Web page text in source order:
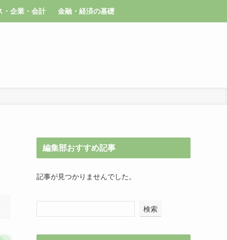
・企業・会計 金融・経済の基礎
編集部おすすめ記事
記事が見つかりませんでした。
検索